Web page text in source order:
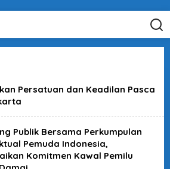
Persatuan dan Keadilan Pasca
Publik Bersama Perkumpulan
Pemuda Indonesia,
Komitmen Kawal Pemilu